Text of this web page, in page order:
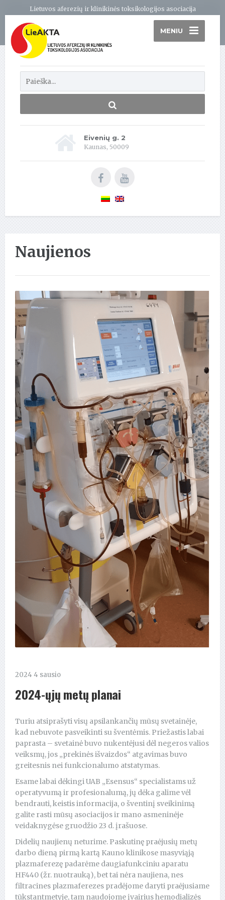
Lietuvos aferezių ir klinikinės toksikologijos asociacija
MENIU
Eivenių g. 2
Kaunas, 50009
Naujienos
2024 4 sausio
2024-ųjų metų planai
Turiu atsiprašyti visų apsilankančių mūsų svetainėje,
kad nebuvote pasveikinti su šventėmis. Priežastis labai
paprasta – svetainė buvo nukentėjusi dėl negeros valios
veiksmų, jos „prekinės išvaizdos“ atgavimas buvo
greitesnis nei funkcionalumo atstatymas.
Esame labai dėkingi UAB „Esensus“ specialistams už
operatyvumą ir profesionalumą, jų dėka galime vėl
bendrauti, keistis informacija, o šventinį sveikinimą
galite rasti mūsų asociacijos ir mano asmeninėje
veidaknygėse gruodžio 23 d. įrašuose.
Didelių naujienų neturime. Paskutinę praėjusių metų
darbo dieną pirmą kartą Kauno klinikose masyviąją
plazmaferezę padarėme daugiafunkciniu aparatu
HF440 (žr. nuotrauką), bet tai nėra naujiena, nes
filtracines plazmaferezes pradėjome daryti praėjusiame
tūkstantmetyje, tam naudojome įvairius hemodializės